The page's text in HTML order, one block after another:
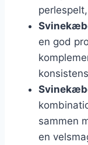
en god
sammen
en